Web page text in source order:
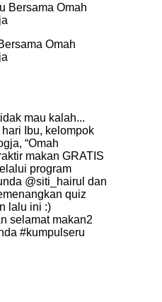
Omah
mau kalah...
Ibu, kelompok
“Omah
makan GRATIS
program
@siti_hairul dan
quiz
lalu ini :)
selamat makan2
#kumpulseru